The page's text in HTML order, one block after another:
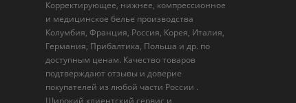
Корректирующее, нижнее, компрессионное
и медицинское белье производства
Колумбия, Франция, Россия, Корея, Италия,
Германия, Прибалтика, Польша и др. по
доступным ценам. Качество товаров
подтверждают отзывы и доверие
покупателей из любой части России .